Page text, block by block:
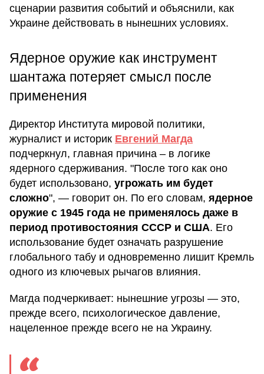
сценарии развития событий и объяснили, как
Украине действовать в нынешних условиях.
Ядерное оружие как инструмент
шантажа потеряет смысл после
применения
Директор Института мировой политики,
журналист и историк Евгений Магда
подчеркнул, главная причина – в логике
ядерного сдерживания. "После того как оно
будет использовано, угрожать им будет
сложно", — говорит он. По его словам, ядерное
оружие с 1945 года не применялось даже в
период противостояния СССР и США. Его
использование будет означать разрушение
глобального табу и одновременно лишит Кремль
одного из ключевых рычагов влияния.
Магда подчеркивает: нынешние угрозы — это,
прежде всего, психологическое давление,
нацеленное прежде всего не на Украину.